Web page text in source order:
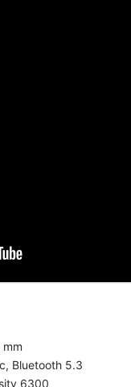
Bluetooth 5.3
6300